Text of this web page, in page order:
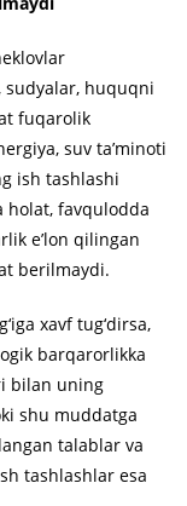
huquqni
fuqarolik
suv ta’minoti
ish tashlashi
favqulodda
e’lon qilingan
berilmaydi.
xavf tug‘dirsa,
barqarorlikka
bilan uning
shu muddatga
talablar va
tashlashlar esa